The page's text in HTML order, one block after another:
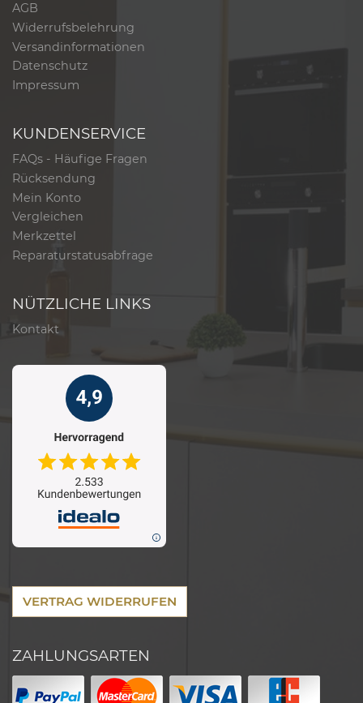
AGB
Widerrufsbelehrung
Versandinformationen
Datenschutz
Impressum
KUNDENSERVICE
FAQs - Häufige Fragen
Rücksendung
Mein Konto
Vergleichen
Merkzettel
Reparaturstatusabfrage
NÜTZLICHE LINKS
Kontakt
VERTRAG WIDERRUFEN
ZAHLUNGSARTEN